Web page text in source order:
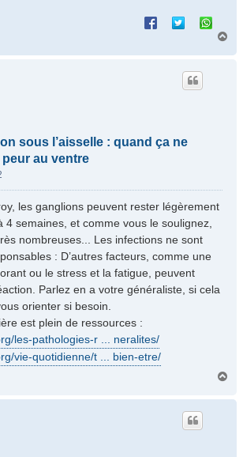
sous l’aisselle : quand ça ne
au ventre
les ganglions peuvent rester légèrement
4 semaines, et comme vous le soulignez,
nombreuses... Les infections ne sont
: D’autres facteurs, comme une
ou le stress et la fatigue, peuvent
Parlez en a votre généraliste, si cela
orienter si besoin.
est plein de ressources :
les-pathologies-r ... neralites/
vie-quotidienne/t ... bien-etre/
u